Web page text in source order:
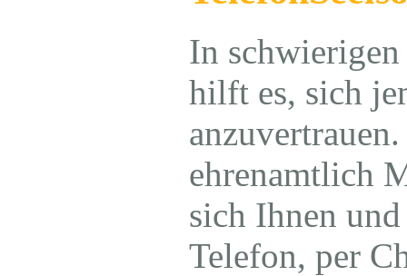
In
hilft es, sich
ehrenamtlich
sich Ihnen
Telefon, per